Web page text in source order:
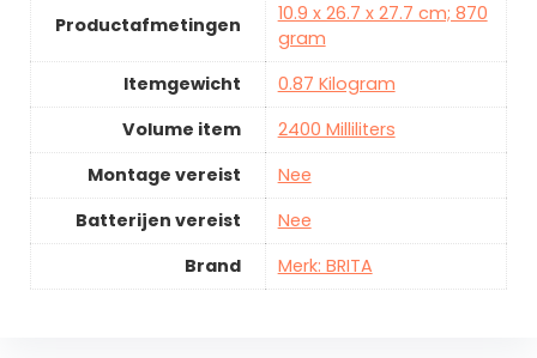
Productafmetingen
10.9 x 26.7 x 27.7 cm; 870
gram
Itemgewicht
0.87 Kilogram
Volume item
2400 Milliliters
Montage vereist
Nee
Batterijen vereist
Nee
Brand
Merk: BRITA